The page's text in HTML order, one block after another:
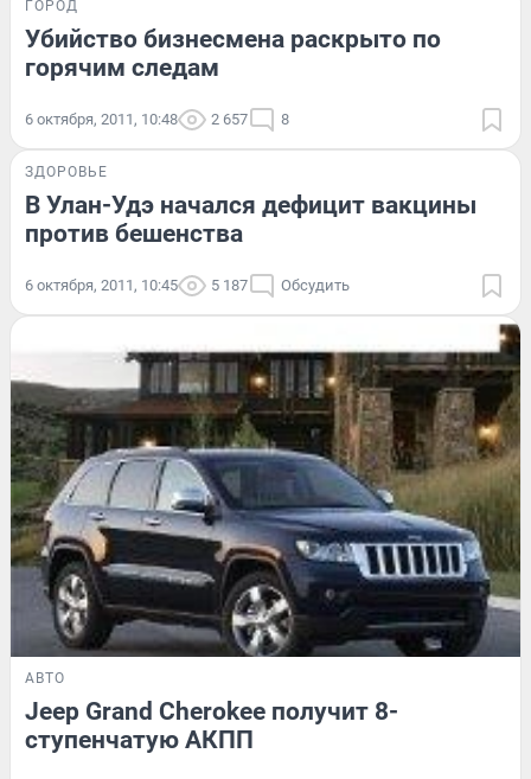
ГОРОД
Убийство бизнесмена раскрыто по
горячим следам
6 октября, 2011, 10:48 2 657 8
ЗДОРОВЬЕ
В Улан-Удэ начался дефицит вакцины
против бешенства
6 октября, 2011, 10:45 5 187 Обсудить
АВТО
Jeep Grand Cherokee получит 8-
ступенчатую АКПП